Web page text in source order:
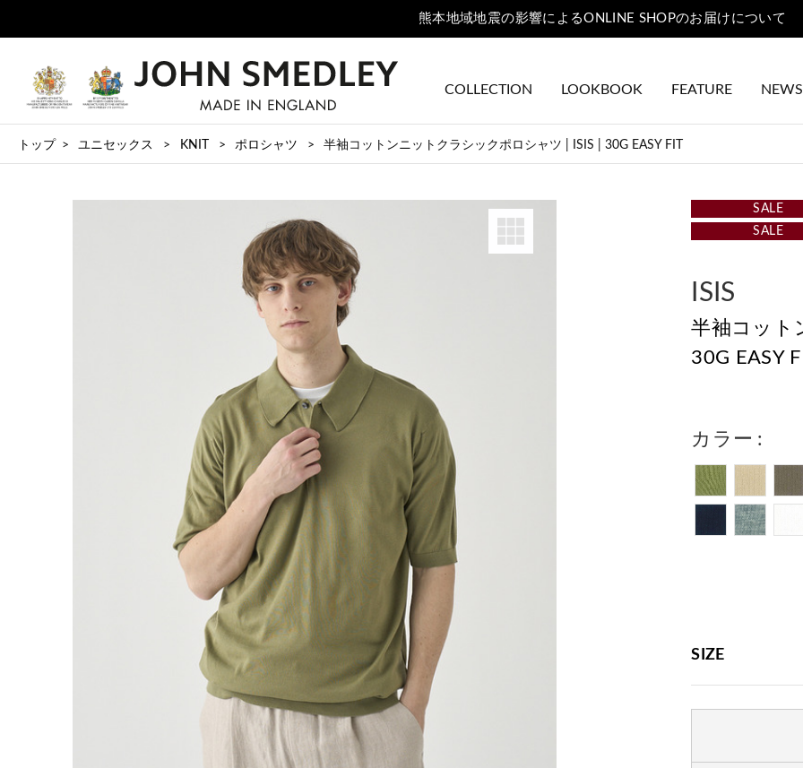
熊本地域地震の影響によるONLINE SHOPのお届けについて
COLLECTION LOOKBOOK FEATURE NEWS
トップ ユニセックス KNIT ポロシャツ 半袖コットンニットクラシックポロシャツ | ISIS | 30G EASY FIT
SALE
SALE
ISIS
半袖コット
30G EASY
カラー
SIZE